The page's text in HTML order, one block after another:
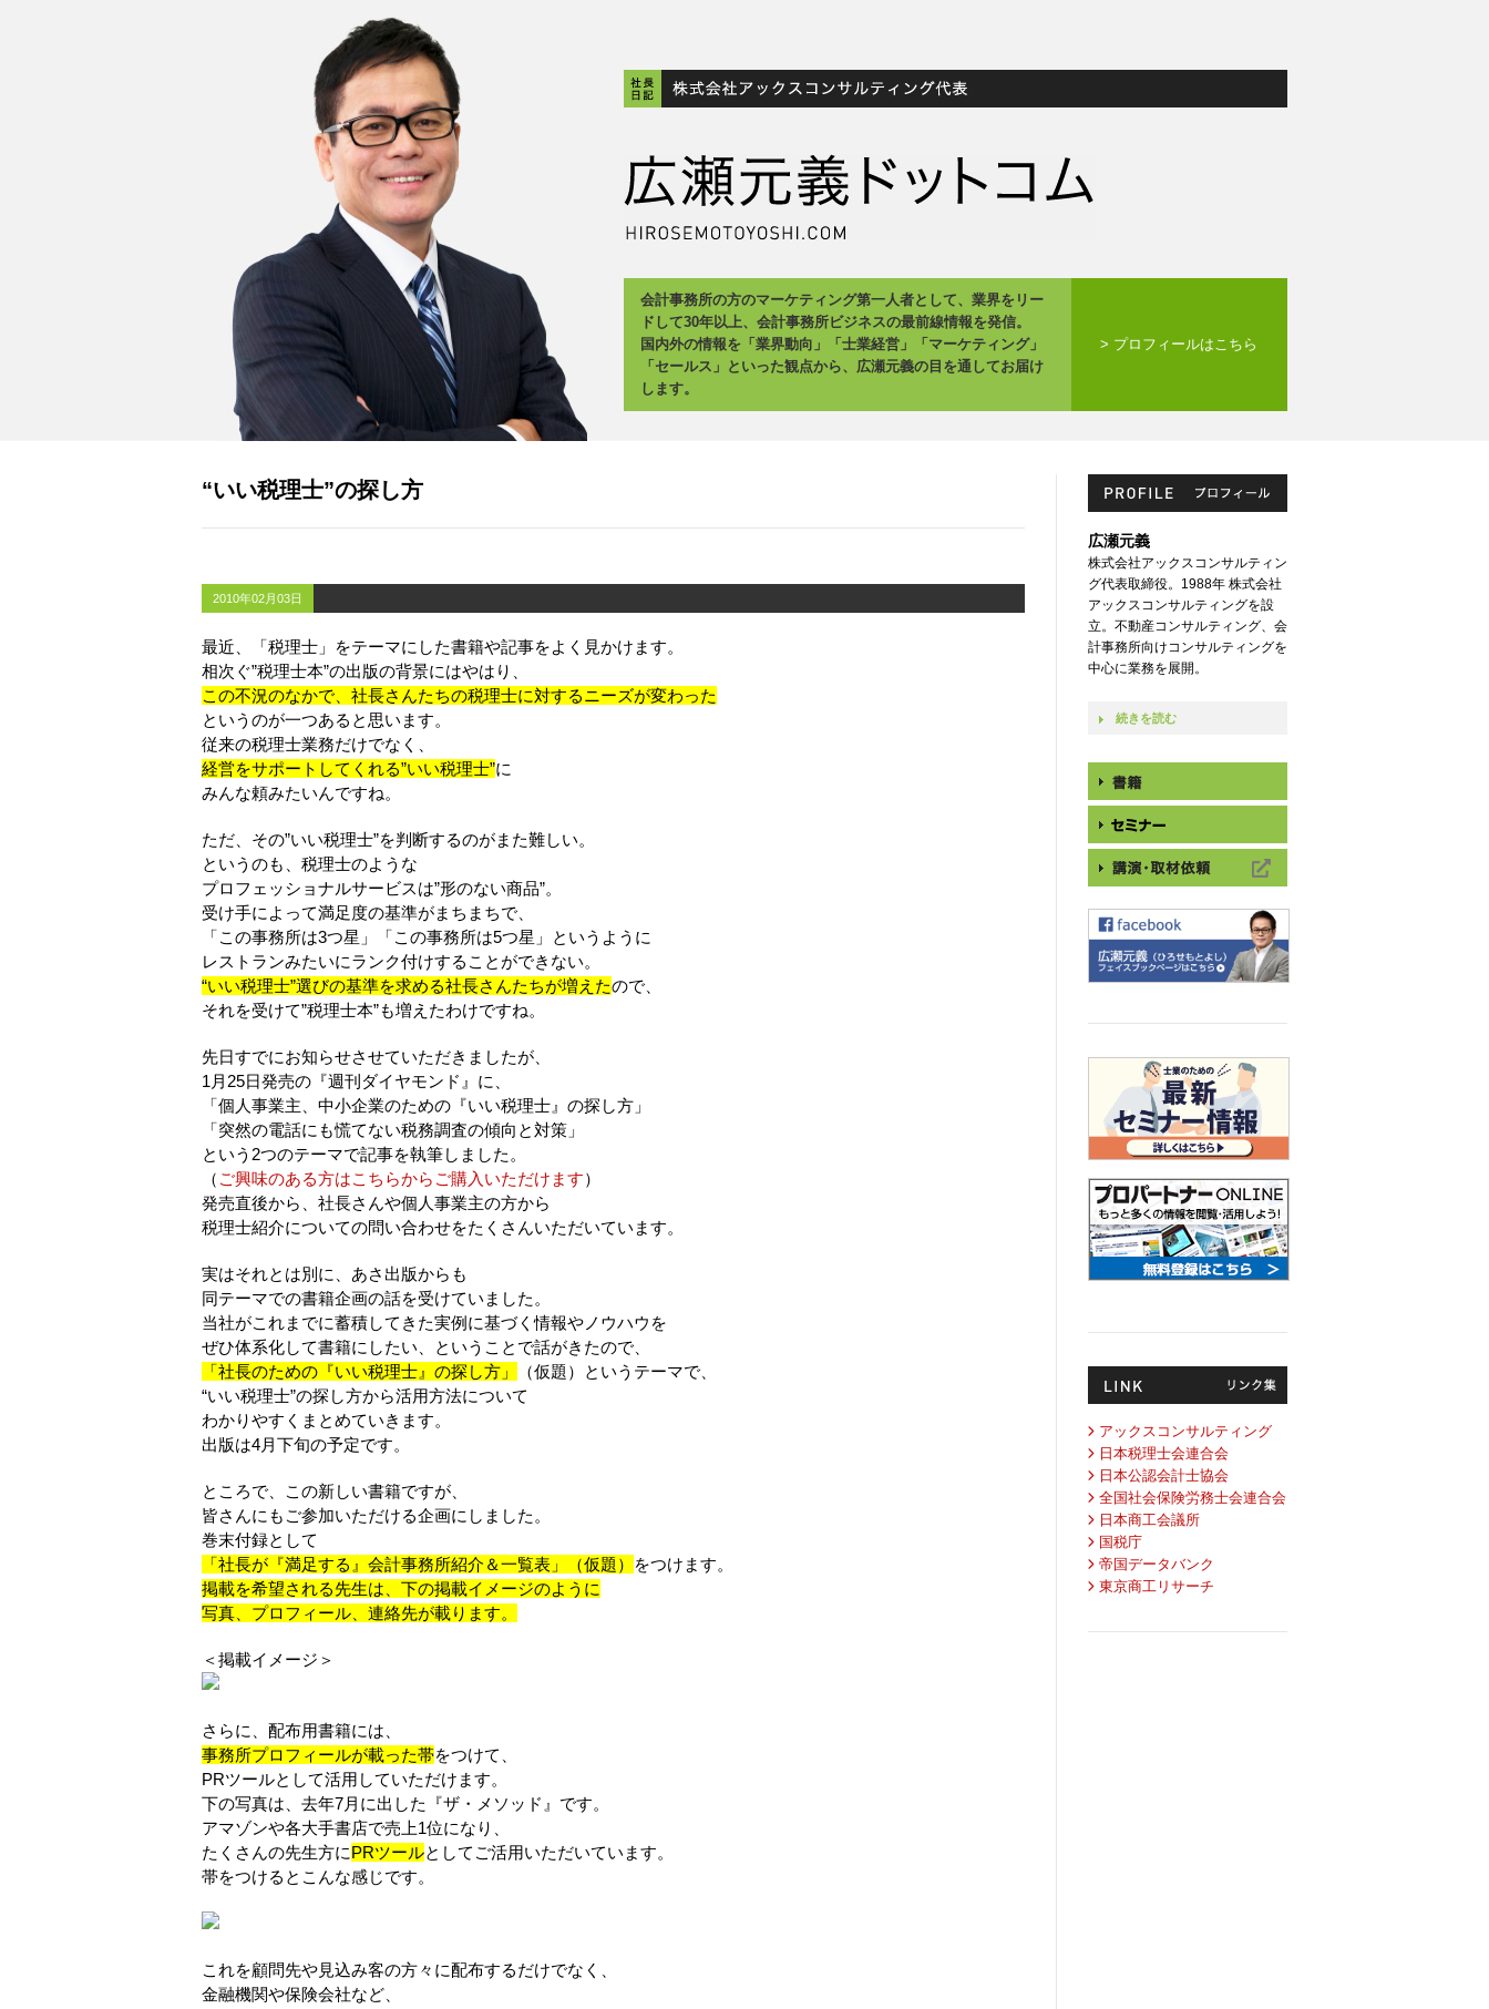
会計事務所の方のマーケティング第一人者として、業界をリー
ドして30年以上、会計事務所ビジネスの最前線情報を発信。
国内外の情報を「業界動向」「士業経営」「マーケティング」
「セールス」といった観点から、広瀬元義の目を通してお届け
します。
> プロフィールはこちら
“いい税理士”の探し方
2010年02月03日
最近、「税理士」をテーマにした書籍や記事をよく見かけます。
相次ぐ”税理士本”の出版の背景にはやはり、
この不況のなかで、社長さんたちの税理士に対するニーズが変わった
というのが一つあると思います。
従来の税理士業務だけでなく、
経営をサポートしてくれる”いい税理士”に
みんな頼みたいんですね。
ただ、その”いい税理士”を判断するのがまた難しい。
というのも、税理士のような
プロフェッショナルサービスは”形のない商品”。
受け手によって満足度の基準がまちまちで、
「この事務所は3つ星」「この事務所は5つ星」というように
レストランみたいにランク付けすることができない。
“いい税理士”選びの基準を求める社長さんたちが増えたので、
それを受けて”税理士本”も増えたわけですね。
先日すでにお知らせさせていただきましたが、
1月25日発売の『週刊ダイヤモンド』に、
「個人事業主、中小企業のための『いい税理士』の探し方」
「突然の電話にも慌てない税務調査の傾向と対策」
という2つのテーマで記事を執筆しました。
（ ご興味のある方はこちらからご購入いただけます）
発売直後から、社長さんや個人事業主の方から
税理士紹介についての問い合わせをたくさんいただいています。
実はそれとは別に、あさ出版からも
同テーマでの書籍企画の話を受けていました。
当社がこれまでに蓄積してきた実例に基づく情報やノウハウを
ぜひ体系化して書籍にしたい、ということで話がきたので、
「社長のための『いい税理士』の探し方」
（仮題）というテーマで、
“いい税理士”の探し方から活用方法について
わかりやすくまとめていきます。
出版は4月下旬の予定です。
ところで、この新しい書籍ですが、
皆さんにもご参加いただける企画にしました。
巻末付録として
「社長が『満足する』会計事務所紹介＆一覧表」（仮題）
をつけます。
掲載を希望される先生は、下の掲載イメージのように
写真、プロフィール、連絡先が載ります。
＜掲載イメージ＞
さらに、配布用書籍には、
事務所プロフィールが載った帯をつけて、
PRツールとして活用していただけます。
下の写真は、去年7月に出した『ザ・メソッド』です。
アマゾンや各大手書店で売上1位になり、
たくさんの先生方にPRツールとしてご活用いただいています。
帯をつけるとこんな感じです。
これを顧問先や見込み客の方々に配布するだけでなく、
金融機関や保険会社など、
広瀬元義
株式会社アックスコンサルティン
グ代表取締役。1988年 株式会社
アックスコンサルティングを設
立。不動産コンサルティング、会
計事務所向けコンサルティングを
中心に業務を展開。
続きを読む
アックスコンサルティング
日本税理士会連合会
日本公認会計士協会
全国社会保険労務士会連合会
日本商工会議所
国税庁
帝国データバンク
東京商工リサーチ